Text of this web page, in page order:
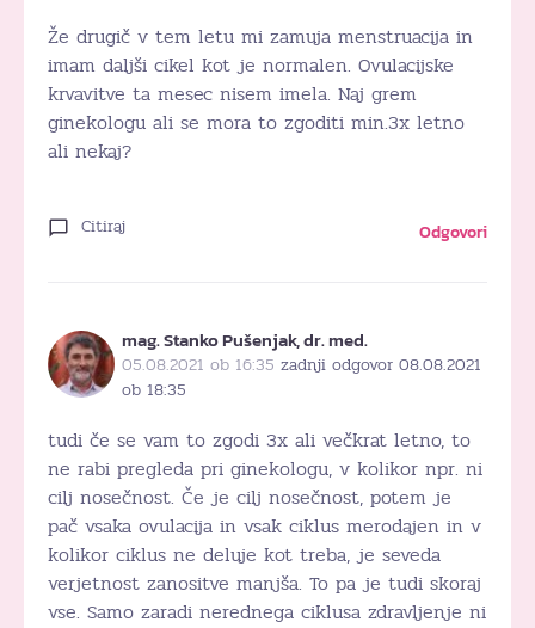
Že drugič v tem letu mi zamuja menstruacija in
imam daljši cikel kot je normalen. Ovulacijske
krvavitve ta mesec nisem imela. Naj grem
ginekologu ali se mora to zgoditi min.3x letno
ali nekaj?
Citiraj Odgovori
mag. Stanko Pušenjak, dr. med.
05.08.2021 ob 16:35 zadnji odgovor 08.08.2021
ob 18:35
tudi če se vam to zgodi 3x ali večkrat letno, to
ne rabi pregleda pri ginekologu, v kolikor npr. ni
cilj nosečnost. Če je cilj nosečnost, potem je
pač vsaka ovulacija in vsak ciklus merodajen in v
kolikor ciklus ne deluje kot treba, je seveda
verjetnost zanositve manjša. To pa je tudi skoraj
vse. Samo zaradi nerednega ciklusa zdravljenje ni